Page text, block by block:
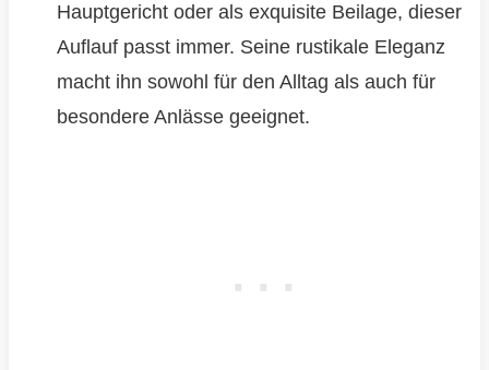
Hauptgericht oder als exquisite Beilage, dieser
Auflauf passt immer. Seine rustikale Eleganz
macht ihn sowohl für den Alltag als auch für
besondere Anlässe geeignet.